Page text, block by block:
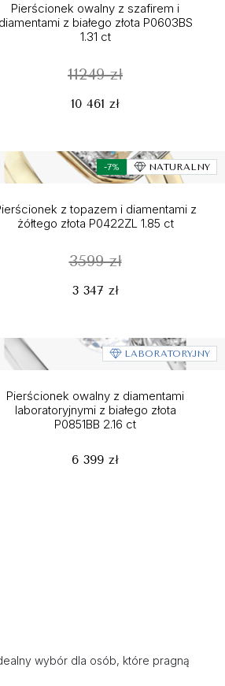
Pierścionek owalny z szafirem i
diamentami z białego złota P0603BS
1.31 ct
11249 zł
10 461 zł
-7% NATURALNY
z topazem i diamentami z
żółtego złota P0422ZL 1.85 ct
3599 zł
3 347 zł
LABORATORYJNY
Pierścionek owalny z diamentami
laboratoryjnymi z białego złota
P0851BB 2.16 ct
6 399 zł
wybór dla osób, które pragną